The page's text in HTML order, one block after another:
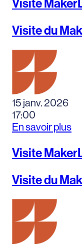
Visite
Visite du
15 janv. 2026
17:00
En savoir plus
Visite
Visite du